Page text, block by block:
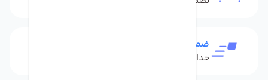
ضمانت بازگشت کالا
حداکثر 48 ساعت بعداز تحویل